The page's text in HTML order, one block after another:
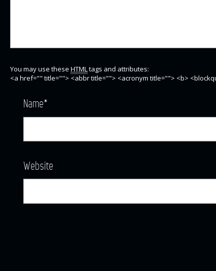
You may use these HTMLtags and attributes:
<a href="" title=""> <abbr title=""> <acronym title=""> <b>
Name*
Website